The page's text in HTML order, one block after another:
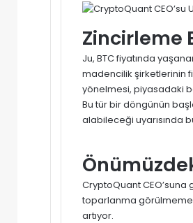
Zincirleme
Ju, BTC fiyatında
madencilik şirketlerinin
yönelmesi, piyasadaki
Bu tür bir döngünün
alabileceği uyarısında
CryptoQuant
toparlanma
artıyor.